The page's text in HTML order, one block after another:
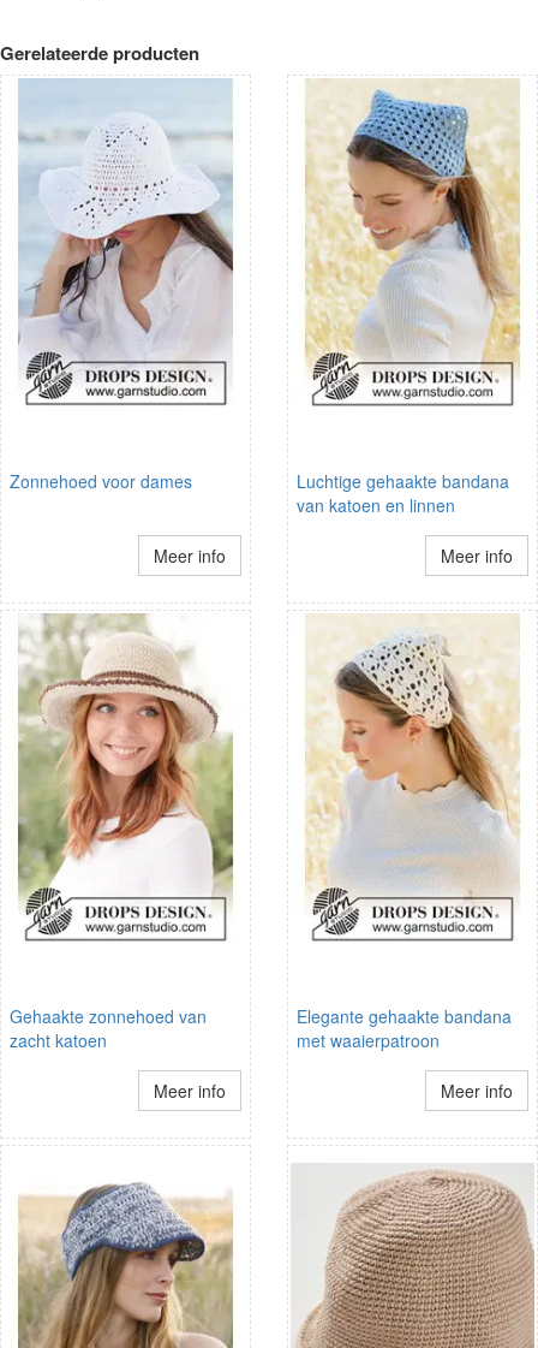
Gerelateerde producten
Zonnehoed voor dames
Meer info
Luchtige gehaakte bandana
van katoen en linnen
Meer info
Gehaakte zonnehoed van
zacht katoen
Meer info
Elegante gehaakte bandana
met waaierpatroon
Meer info